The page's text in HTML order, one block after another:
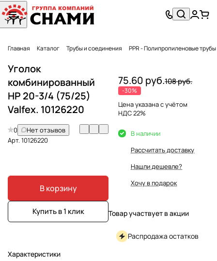
Главная Каталог Трубы и соединения PPR - Полипропиленовые
Уголок
комбинированный
НР 20-3/4 (75/25)
Valfex. 10126220
0
Нет отзывов
Арт.10126220
В корзину
Купить в 1 клик
Характеристики
75.60 руб.108 руб.
-30%
Цена указана с учётом
НДС 22%
В наличии
Рассчитать доставку
Нашли дешевле?
Хочу в подарок
Товар участвует в акции
Распродажа остатков